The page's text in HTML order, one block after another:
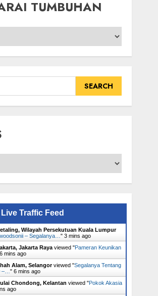
TUMBUHAN
Live Traffic Feed
Wilayah Persekutuan Kuala Lumpur
– Segalanya… " 3 mins ago
Jakarta Rayaviewed "Pameran Keunikan
6 mins ago
Alam, Selangorviewed "Segalanya Tentang
" 6 mins ago
Chondong, Kelantan viewed "Pokok Akasia
ago